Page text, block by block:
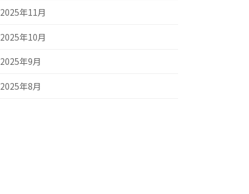
2025年11月
2025年10月
2025年9月
2025年8月